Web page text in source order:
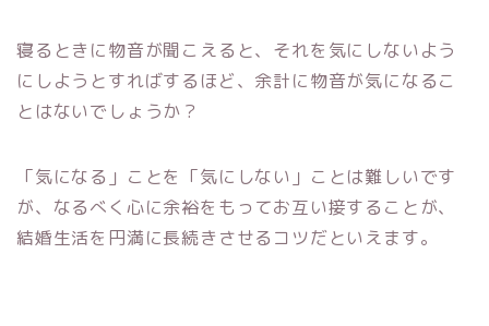
寝るときに物音が聞こえると、それを気にしないよう
にしようとすればするほど、余計に物音が気になるこ
とはないでしょうか？
「気になる」ことを「気にしない」ことは難しいです
が、なるべく心に余裕をもってお互い接することが、
結婚生活を円満に長続きさせるコツだといえます。